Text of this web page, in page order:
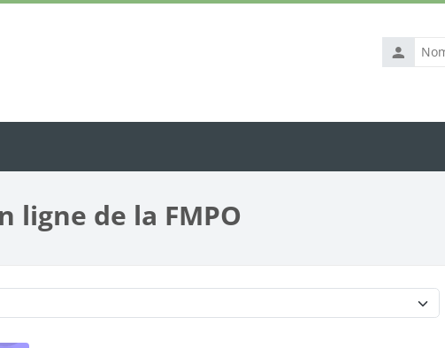
Nom
d’utilisateur
ligne de la FMPO